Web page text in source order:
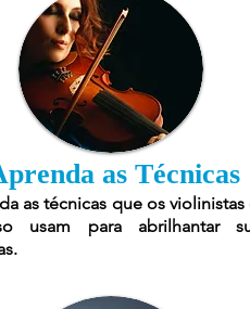
as Técnicas
as técnicas que os violinistas
usam para abrilhantar